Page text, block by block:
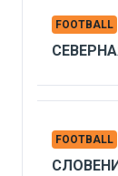
FOOTBALL
FOOTBALL